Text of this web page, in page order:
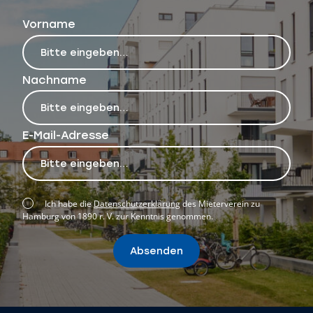
Vorname
Nachname
E-Mail-Adresse
Ich habe dieDatenschutzerklärungdes Mieterverein zu
Hamburg von 1890 r. V. zur Kenntnis genommen.
Absenden